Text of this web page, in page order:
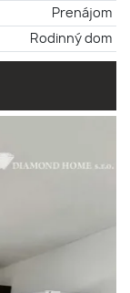
Prenájom
Rodinný dom